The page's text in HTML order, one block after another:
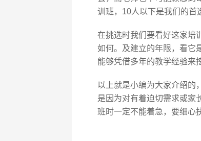
训班，10人以下是我们的首
在挑选时我们要看好这家培
如何。及建立的年限，看它
能够凭借多年的教学经验来
以上就是小编为大家介绍的
是因为对有着迫切需求或家
班时一定不能着急，要细心